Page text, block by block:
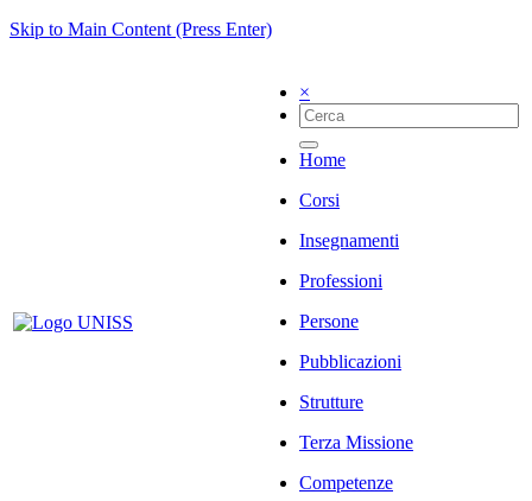
Skip to Main Content (Press Enter)
×
Home
Corsi
Insegnamenti
Professioni
Persone
Pubblicazioni
Strutture
Terza Missione
Competenze